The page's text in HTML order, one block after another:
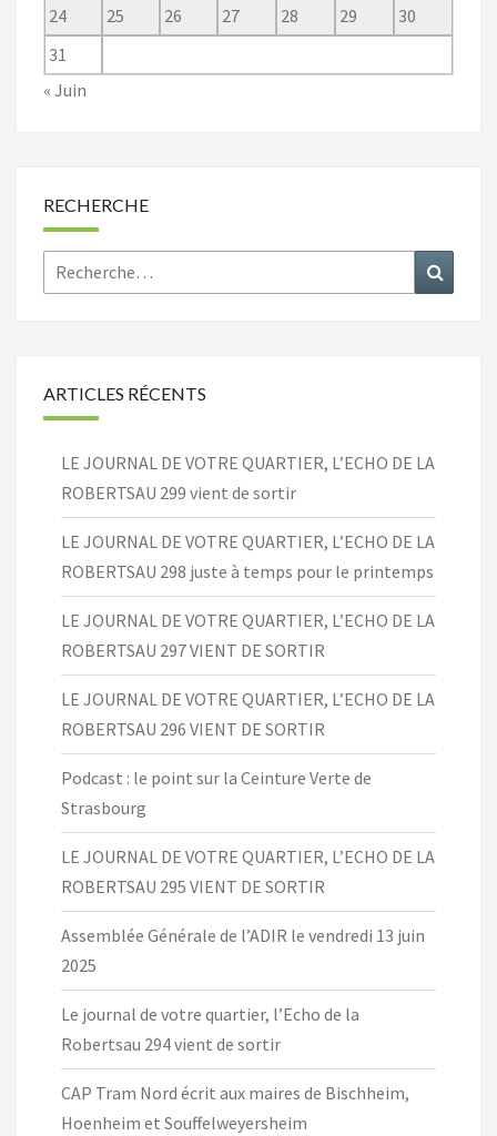
24
25 26 27 28 29
30
31
« Juin
RECHERCHE
Rechercher :
ARTICLES RÉCENTS
LE JOURNAL DE VOTRE QUARTIER, L’ECHO DE LA
ROBERTSAU 299 vient de sortir
LE JOURNAL DE VOTRE QUARTIER, L’ECHO DE LA
ROBERTSAU 298 juste à temps pour le printemps
LE JOURNAL DE VOTRE QUARTIER, L’ECHO DE LA
ROBERTSAU 297 VIENT DE SORTIR
LE JOURNAL DE VOTRE QUARTIER, L’ECHO DE LA
ROBERTSAU 296 VIENT DE SORTIR
Podcast : le point sur la Ceinture Verte de
Strasbourg
LE JOURNAL DE VOTRE QUARTIER, L’ECHO DE LA
ROBERTSAU 295 VIENT DE SORTIR
Assemblée Générale de l’ADIR le vendredi 13 juin
2025
Le journal de votre quartier, l’Echo de la
Robertsau 294 vient de sortir
CAP Tram Nord écrit aux maires de Bischheim,
Hoenheim et Souffelweyersheim